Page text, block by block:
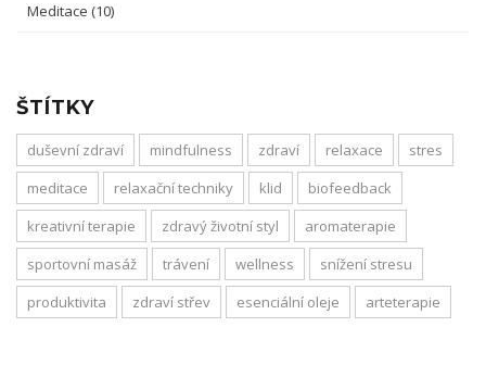
Meditace (10)
ŠTÍTKY
duševní zdraví mindfulness zdraví relaxace
stres
meditace
relaxační techniky klid
biofeedback
kreativní terapie
zdravý životní styl
aromaterapie
sportovní masáž
trávení wellness
snížení stresu
produktivita
zdraví střev esenciální oleje arteterapie